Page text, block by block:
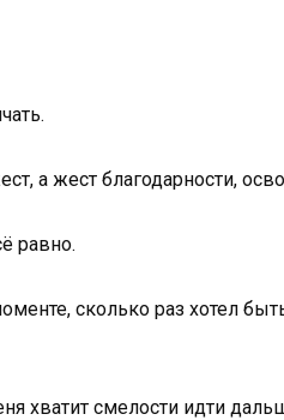
а жест благодарности,
равно.
сколько раз хотел
хватит смелости идти